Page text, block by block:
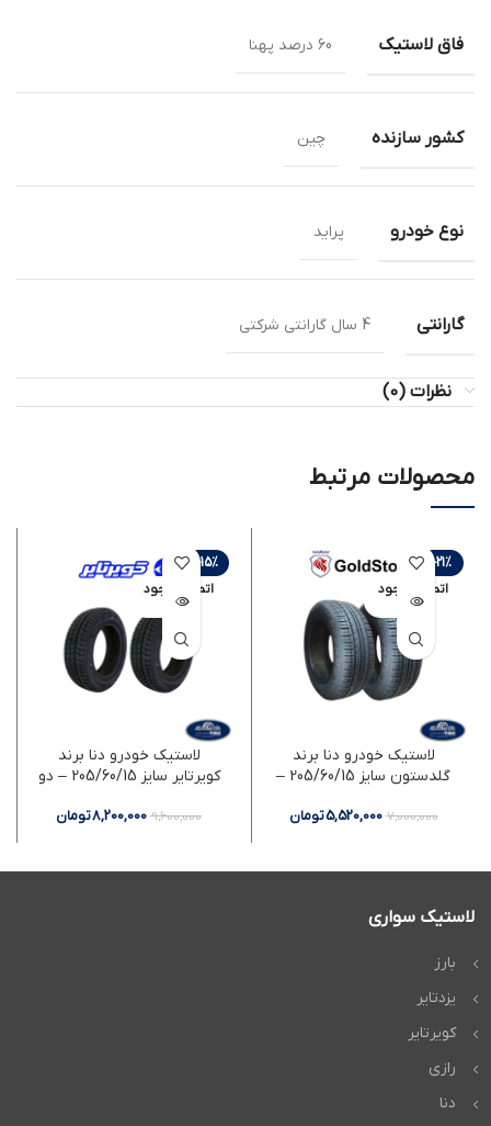
فاق لاستیک 60 درصد پهنا
کشور سازنده چین
نوع خودرو پراید
گارانتی 4 سال گارانتی شرکتی
نظرات (0)
محصولات مرتبط
-21%
اتمام موجود
ی
لاستیک خودرو دنا برند
گلدستون سایز 205/60/15 –
7,000,000
5,520,000تومان
-15%
اتمام موجود
ی
لاستیک خودرو دنا برند
کویرتایر سایز 205/60/15 – دو
9,600,000
8,200,000تومان
لاستیک سواری
بارز
یزدتایر
کویرتایر
رازی
دنا